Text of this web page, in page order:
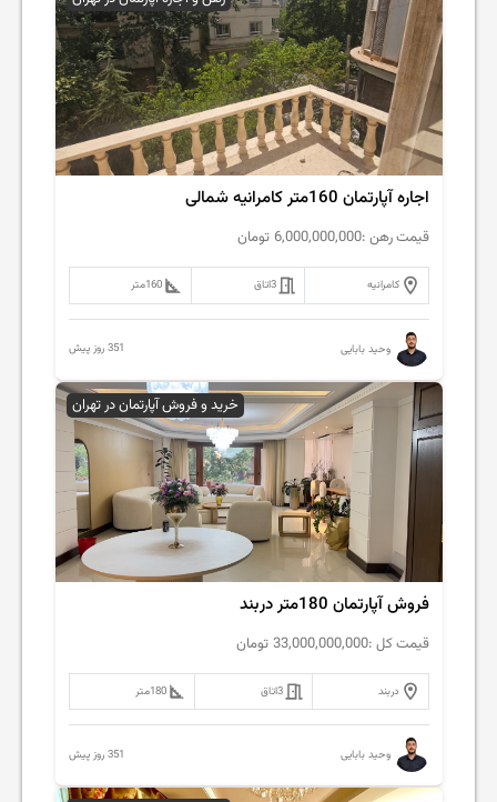
اجاره آپارتمان 160متر کامرانیه شمالی
قیمت رهن :6,000,000,000 تومان
کامرانیه 3اتاق 160متر
وحید بابایی 351 روز پیش
خرید و فروش آپارتمان در تهران
فروش آپارتمان 180متر دربند
قیمت کل :33,000,000,000 تومان
دربند 3اتاق 180متر
وحید بابایی 351 روز پیش